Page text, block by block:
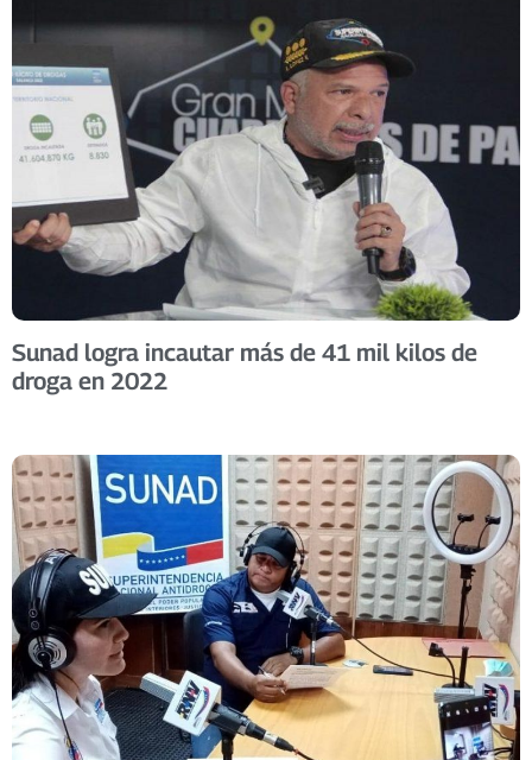
Sunad logra incautar más de 41 mil kilos de
droga en 2022